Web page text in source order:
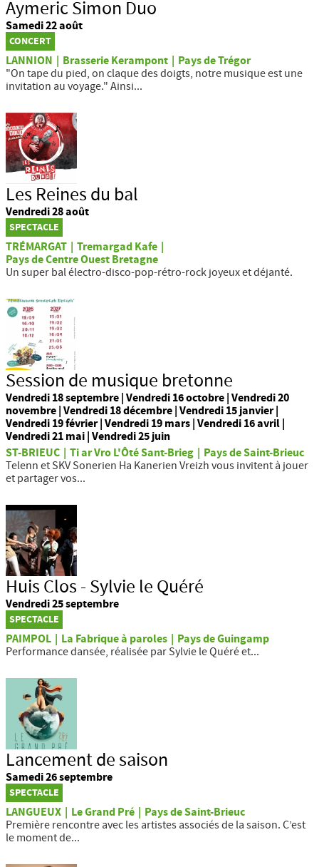
Aymeric Simon Duo
Samedi 22 août
CONCERT
LANNION Brasserie Kerampont
Pays de Trégor
"On tape du pied, on claque des doigts, notre musique est une
invitation au voyage." Ainsi...
Les Reines du bal
Vendredi 28 août
SPECTACLE
TRÉMARGAT Tremargad Kafe
Pays de Centre Ouest Bretagne
Un super bal électro-disco-pop-rétro-rock joyeux et déjanté.
Session de musique bretonne
Vendredi 18 septembre | Vendredi 16 octobre | Vendredi 20
novembre | Vendredi 18 décembre | Vendredi 15 janvier |
Vendredi 19 février | Vendredi 19 mars | Vendredi 16 avril |
Vendredi 21 mai | Vendredi 25 juin
ST-BRIEUC
Ti ar Vro L'Ôté Sant-Brieg
Pays de Saint-Brieuc
Telenn et SKV Sonerien Ha Kanerien Vreizh vous invitent à jouer
et partager vos...
Huis Clos - Sylvie le Quéré
Vendredi 25 septembre
SPECTACLE
PAIMPOL La Fabrique à paroles
Pays de Guingamp
Performance dansée, réalisée par Sylvie le Quéré et...
Lancement de saison
Samedi 26 septembre
SPECTACLE
LANGUEUX Le Grand Pré
Pays de Saint-Brieuc
Première rencontre avec les artistes associés de la saison. C’est
le moment de...